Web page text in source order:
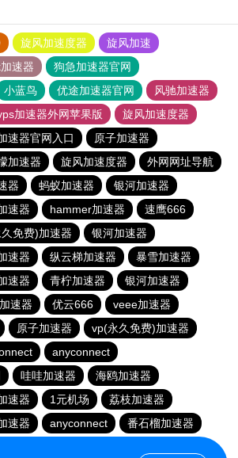
旋风加速度器
旋风加速
速器
狗急加速器官网
小蓝鸟 优途加速器官网
风驰加速器
加速器外网苹果版
旋风加速度器
速器官网入口
原子加速器
加速器 旋风加速度器
外网网址导航
器 蚂蚁加速器
银河加速器
速器 hammer加速器
速鹰666
免费)加速器
银河加速器
速器 纵云梯加速器
暴雪加速器
速器 青柠加速器
银河加速器
速器 优云666
veee加速器
原子加速器
vp(永久免费)加速器
anyconnect
哇哇加速器
海鸥加速器
速器 1元机场
荔枝加速器
速器 anyconnect
番石榴加速器